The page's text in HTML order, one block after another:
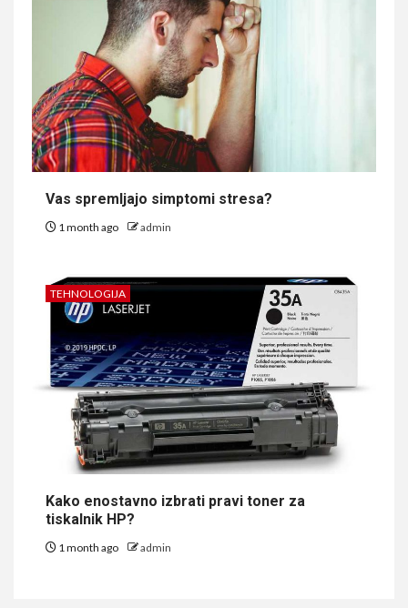
Vas spremljajo simptomi stresa?
1 month ago admin
TEHNOLOGIJA
Kako enostavno izbrati pravi toner za
tiskalnik HP?
1 month ago admin